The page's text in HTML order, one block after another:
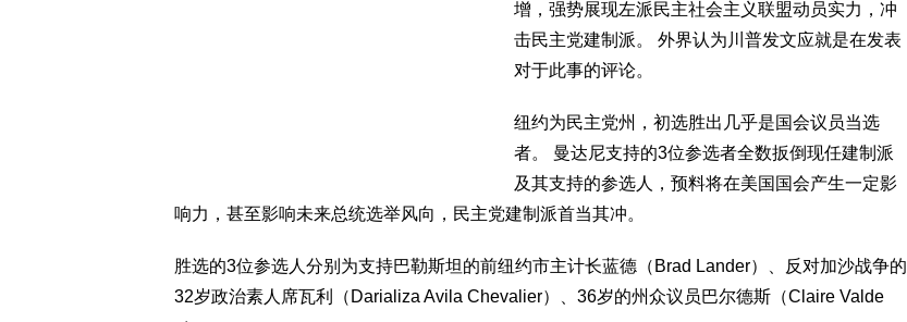
增，强势展现左派民主社会主义联盟动员实力，冲
击民主党建制派。 外界认为川普发文应就是在发表
对于此事的评论。
纽约为民主党州，初选胜出几乎是国会议员当选
者。 曼达尼支持的3位参选者全数扳倒现任建制派
及其支持的参选人，预料将在美国国会产生一定影
响力，甚至影响未来总统选举风向，民主党建制派首当其冲。
胜选的3位参选人分别为支持巴勒斯坦的前纽约市主计长蓝德（Brad Lander）、反对加沙战争的
32岁政治素人席瓦利（Darializa Avila Chevalier）、36岁的州众议员巴尔德斯（Claire Valde